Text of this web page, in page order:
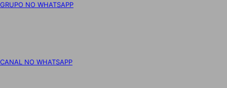
GRUPO NO WHATSAPP
CANAL NO WHATSAPP